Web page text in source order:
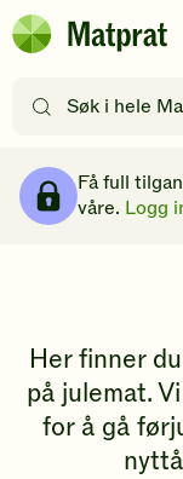
Hopp til
Matprat
etter
filtre
Få full
våre. Logg
Her finner
på julemat.
for å gå